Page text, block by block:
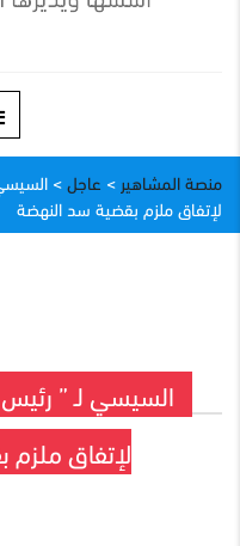
منصة المشاهير > عاجل>
لإتفاق ملزم بقضية سد النهضة
السيسي لـ ”
لإتفاق